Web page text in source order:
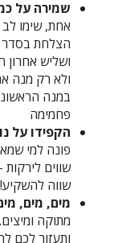
שמירה על
אחת, שימו
הצלחת בסדר
ושליש אחרון
ולא רק מנה
במנה
פחמימה
הקפידו על
פונה למי
שווים
שווה להשקיע!
מים, מים,
מתוקה
ותעזור לכם